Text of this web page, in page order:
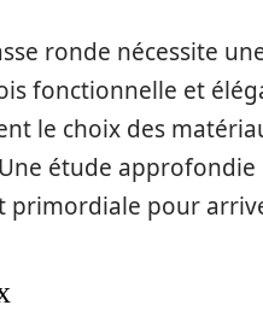
ronde nécessite
fonctionnelle et
le choix des
étude
primordiale pour